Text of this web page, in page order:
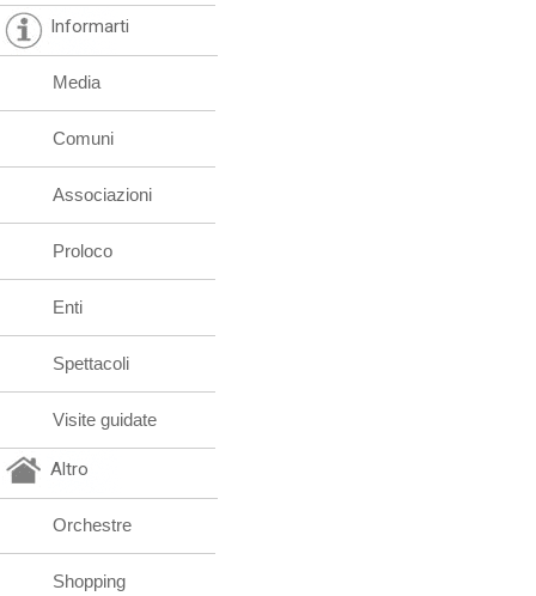
Informarti
Media
Comuni
Associazioni
Proloco
Enti
Spettacoli
Visite guidate
Altro
Orchestre
Shopping